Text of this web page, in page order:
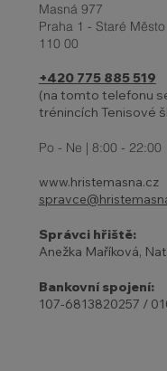
Masná 977
Praha 1 - Staré Město
110 00
+420 775 885 519
(na tomto telefonu
trénincích Tenisové
Po - Ne | 8:00 - 22:00
www.hristemasna.cz
Správci hřiště:
Anežka Maříková,
Bankovní spojení:
107-6813820257 /